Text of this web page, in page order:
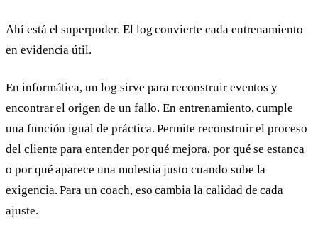
Ahí está el superpoder. El log convierte cada entrenamiento
en evidencia útil.
En informática, un log sirve para reconstruir eventos y
encontrar el origen de un fallo. En entrenamiento, cumple
una función igual de práctica. Permite reconstruir el proceso
del cliente para entender por qué mejora, por qué se estanca
o por qué aparece una molestia justo cuando sube la
exigencia. Para un coach, eso cambia la calidad de cada
ajuste.